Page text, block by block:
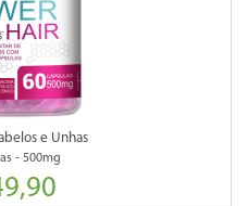
e Unhas
- 500mg